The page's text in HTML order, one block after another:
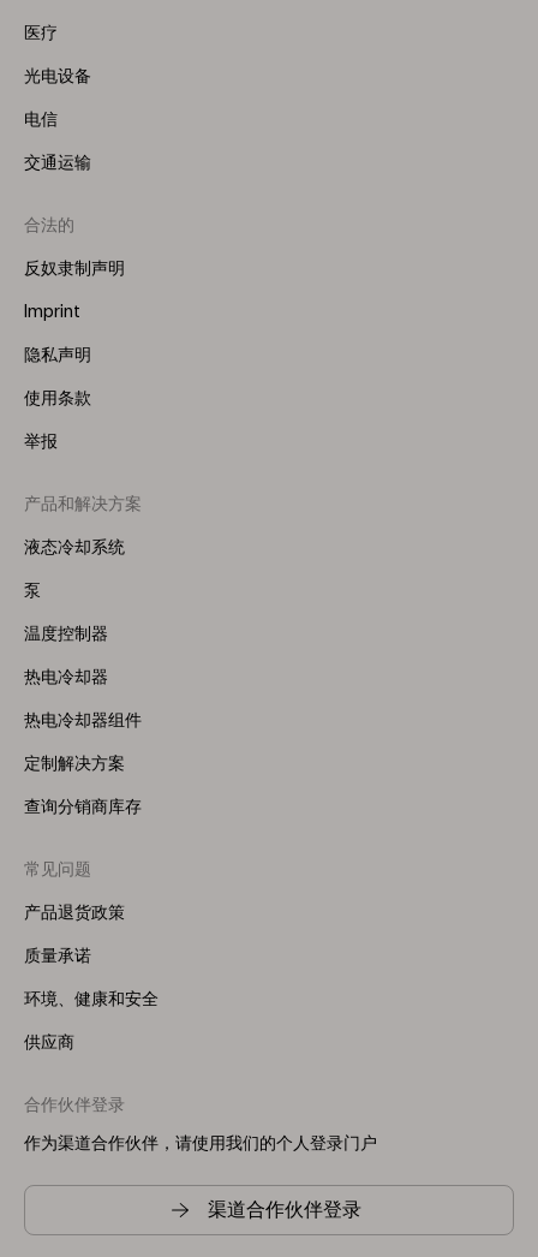
医疗
光电设备
电信
交通运输
合法的
反奴隶制声明
Imprint
隐私声明
使用条款
举报
Footer
Menu
产品和解决方案
液态冷却系统
泵
温度控制器
热电冷却器
热电冷却器组件
定制解决方案
查询分销商库存
常见问题
产品退货政策
质量承诺
环境、健康和安全
供应商
合作伙伴登录
作为渠道合作伙伴，请使用我们的个人登录门户
渠道合作伙伴登录